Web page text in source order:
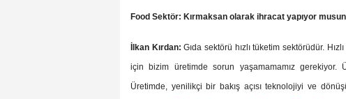
Food Sektör: Kırmaksan olarak ihracat yapıyor
İlkan Kırdan: Gıda sektörü hızlı tüketim sektörüdür.
için bizim üretimde sorun yaşamamamız gerekiyor.
Üretimde, yenilikçi bir bakış açısı teknolojiyi ve